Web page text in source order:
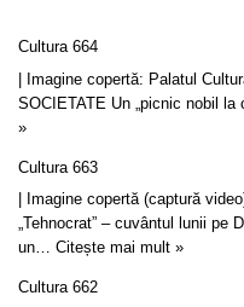
Cultura 664
| Imagine copertă: Palatul
SOCIETATE Un „picnic nobil
»
Cultura 663
| Imagine copertă (captură
„Tehnocrat” – cuvântul lunii pe
un… Citește mai mult »
Cultura 662